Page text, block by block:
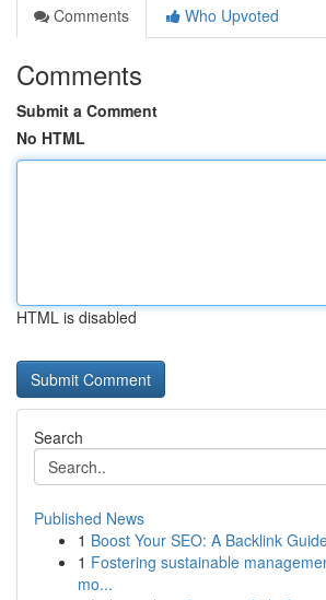
Comments
Who Upvoted
Comments
Submit a Comment
No HTML
HTML is disabled
Search
Published News
1 Boost Your SEO: A Backlink
1 Fostering sustainable
mo...